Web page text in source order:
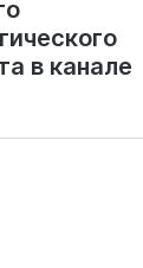
в канале